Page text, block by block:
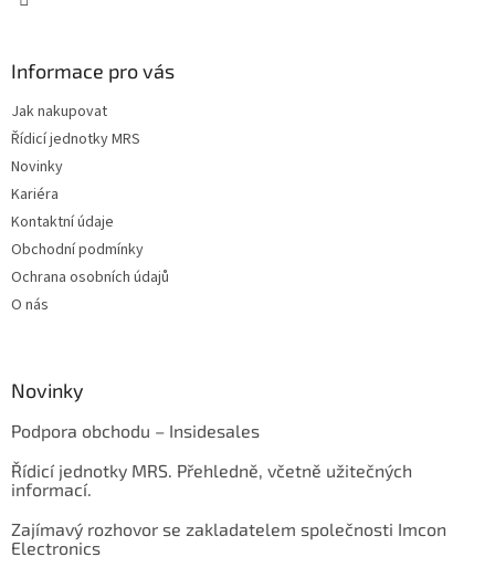
Informace pro vás
Jak nakupovat
Řídicí jednotky MRS
Novinky
Kariéra
Kontaktní údaje
Obchodní podmínky
Ochrana osobních údajů
O nás
Novinky
Podpora obchodu – Insidesales
Řídicí jednotky MRS. Přehledně, včetně užitečných
informací.
Zajímavý rozhovor se zakladatelem společnosti Imcon
Electronics